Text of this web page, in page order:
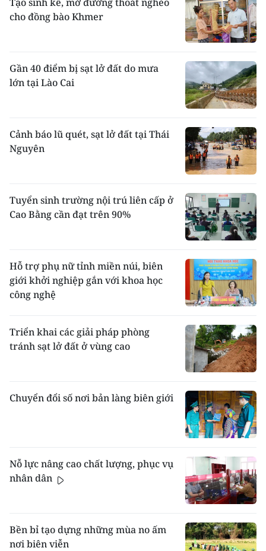
cho đồng bào Khmer
Gần 40 điểm bị sạt lở đất do mưa
lớn tại Lào Cai
Cảnh báo lũ quét, sạt lở đất tại Thái
Nguyên
Tuyển sinh trường nội trú liên cấp ở
Cao Bằng cần đạt trên 90%
Hỗ trợ phụ nữ tỉnh miền núi, biên
giới khởi nghiệp gắn với khoa học
công nghệ
Triển khai các giải pháp phòng
tránh sạt lở đất ở vùng cao
Chuyển đổi số nơi bản làng biên giới
Nỗ lực nâng cao chất lượng, phục vụ
nhân dân
Bền bỉ tạo dựng những mùa no ấm
nơi biên viễn